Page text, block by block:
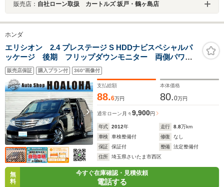
販売店： 自社ローン取扱 カートルズ 坂戸・鶴ヶ島店
ホンダ
エリシオン 2.4 プレステージ S HDDナビスペシャルパ
ッケージ 後期 フリップダウンモニター 両側パワー
スライドドア スマートキー ハーフレサーシート 純
正HDDナビ 地デジ(フルセグ) DVD再生 バックカメ
ラ ETC HIDヘッドライト タイミングチェーン式
販売店保証 購入プラン付 360°画像付
支払総額
88.6万円
本体価格
80.0万円
通常ローン 月々9,900円
年式 2012年 走行 8.8万km
車検
車検整備付 修復
なし
保証
保証付 整備
法定整備付
住所
埼玉県さいたま市西区
無
料
今すぐ在庫確認・見積依頼
電話する